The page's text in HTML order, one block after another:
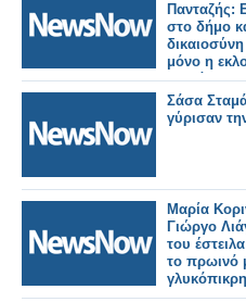
Πανταζής:
στο δήμο
μόνο η
Σάσα
γύρισαν
Μαρία
Γιώργο
του
το πρωινό